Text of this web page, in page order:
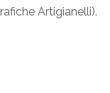
Artigianelli).